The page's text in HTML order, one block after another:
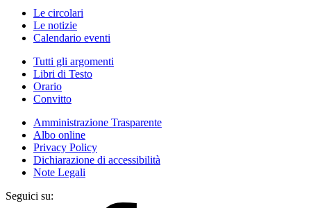
Le circolari
Le notizie
Calendario eventi
Tutti gli argomenti
Libri di Testo
Orario
Convitto
Amministrazione Trasparente
Albo online
Privacy Policy
Dichiarazione di accessibilità
Note Legali
Seguici su: